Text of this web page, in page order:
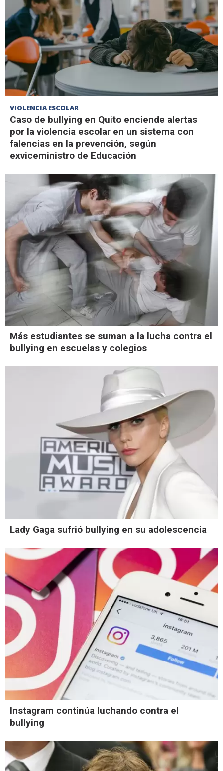
VIOLENCIA ESCOLAR
Caso de bullying en Quito enciende alertas
por la violencia escolar en un sistema con
falencias en la prevención, según
exviceministro de Educación
Más estudiantes se suman a la lucha contra el
bullying en escuelas y colegios
Lady Gaga sufrió bullying en su adolescencia
Instagram continúa luchando contra el
bullying